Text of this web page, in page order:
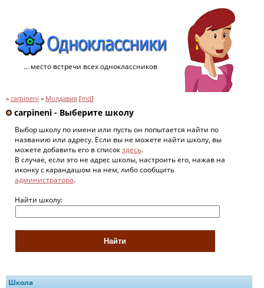
... место встречи всех одноклассников
» carpineni » Молдавия [md]
carpineni - Выберите школу
Выбор школу по имени или пусть он попытается найти по
названию или адресу. Если вы не можете найти школу, вы
можете добавить его в списокздесь.
В случае, если это не адрес школы, настроить его, нажав на
иконку с карандашом на нем, либо сообщить
администратора.
Найти школу:
Школа